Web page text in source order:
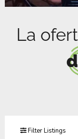
La
Filter Listings